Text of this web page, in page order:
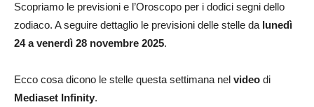
Scopriamo le previsioni e l’Oroscopo per i dodici segni dello
zodiaco. A seguire dettaglio le previsioni delle stelle da lunedì
24 a venerdì 28 novembre 2025.
Ecco cosa dicono le stelle questa settimana nel video di
Mediaset Infinity.